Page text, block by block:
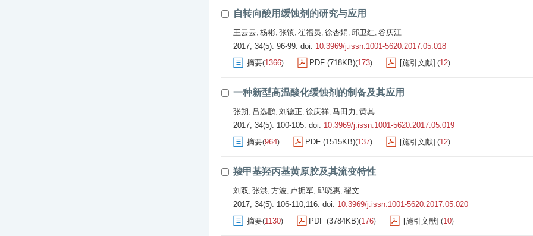
自转向酸用缓蚀剂的研究与应用
王云云, 杨彬, 张镇, 崔福员, 徐杏娟, 邱卫红, 谷庆江
2017, 34(5): 96-99. doi: 10.3969/j.issn.1001-5620.2017.05.018
摘要(1366) PDF (718KB)(173) [施引文献] (12)
一种新型高温酸化缓蚀剂的制备及其应用
张朔, 吕选鹏, 刘德正, 徐庆祥, 马田力 , 黄其
2017, 34(5): 100-105. doi: 10.3969/j.issn.1001-5620.2017.05.019
摘要(964) PDF (1515KB)(137) [施引文献] (12)
羧甲基羟丙基黄原胶及其流变特性
刘双, 张洪, 方波, 卢拥军, 邱晓惠, 翟文
2017, 34(5): 106-110,116. doi: 10.3969/j.issn.1001-5620.2017.05.020
摘要(1130) PDF (3784KB)(176) [施引文献] (10)